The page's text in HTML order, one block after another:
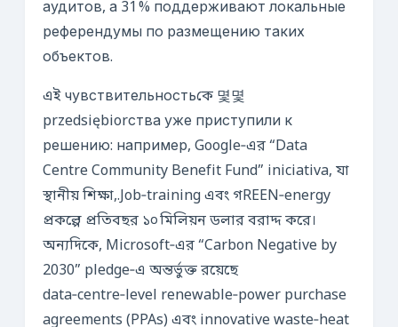
аудитов, а 31 % поддерживают локальные
референдумы по размещению таких
объектов.
এই чувствительностьকে 몇몇
przedsiębiorства уже приступили к
решению: например, Google‑এর “Data
Centre Community Benefit Fund” iniciativa, যা
স্থানীয় শিক্ষা,.Job‑training এবং গREEN‑energy
প্রকল্পে প্রতিবছর ১০ মিলিয়ন ডলার বরাদ্দ করে।
অন্যদিকে, Microsoft‑এর “Carbon Negative by
2030” pledge‑এ অন্তর্ভুক্ত রয়েছে
data‑centre‑level renewable‑power purchase
agreements (PPAs) এবং innovative waste‑heat